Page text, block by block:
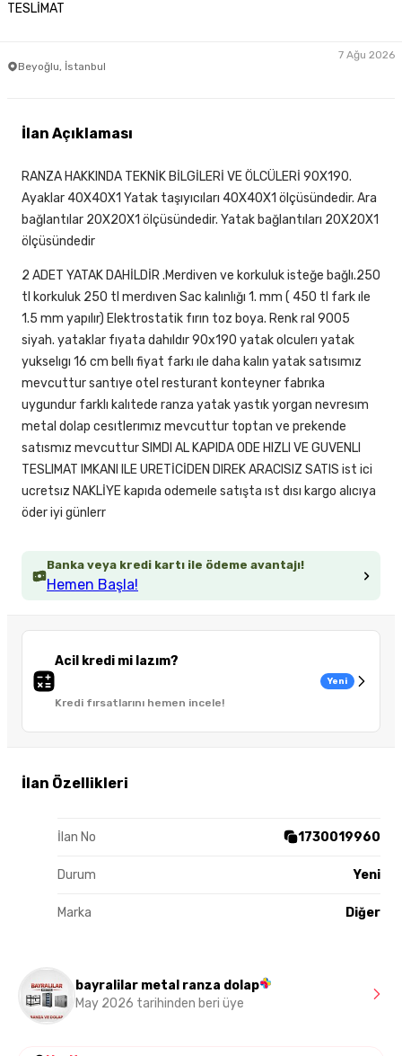
TESLİMAT
Beyoğlu, İstanbul
7 Ağu 2026
Banka veya kredi kartı ile ödeme avantajı!
Hemen Başla!
Acil kredi mi lazım?
Kredi fırsatlarını hemen incele!
Yeni
İlan Özellikleri
İlan No 1730019960
Durum Yeni
Marka Diğer
İlan Açıklaması
RANZA HAKKINDA TEKNİK BİLGİLERİ VE ÖLCÜLERİ 90X190.
Ayaklar 40X40X1 Yatak taşıyıcıları 40X40X1 ölçüsündedir. Ara
bağlantılar 20X20X1 ölçüsündedir. Yatak bağlantıları 20X20X1
ölçüsündedir
2 ADET YATAK DAHİLDİR .Merdiven ve korkuluk isteğe bağlı.250
tl korkuluk 250 tl merdıven Sac kalınlığı 1. mm ( 450 tl fark ıle
1.5 mm yapılır) Elektrostatik fırın toz boya. Renk ral 9005
siyah. yataklar fıyata dahıldır 90x190 yatak olculerı yatak
yukselıgı 16 cm bellı fiyat farkı ıle daha kalın yatak satısımız
mevcuttur santıye otel resturant konteyner fabrıka
uygundur farklı kalıtede ranza yatak yastık yorgan nevresım
metal dolap cesıtlerımız mevcuttur toptan ve prekende
satısmız mevcuttur SIMDI AL KAPIDA ODE HIZLI VE GUVENLI
TESLIMAT IMKANI ILE URETİCİDEN DIREK ARACISIZ SATIS ist ici
ucretsız NAKLİYE kapıda odemeıle satışta ıst dısı kargo alıcıya
öder iyi günlerr
bayralilar metal ranza dolap
May 2026 tarihinden beri üye